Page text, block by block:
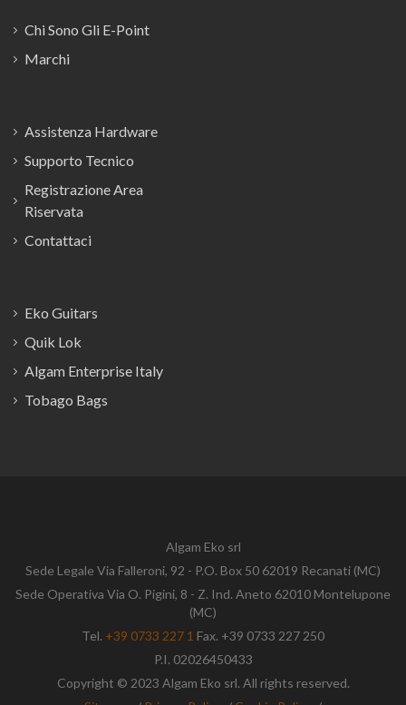
Chi Sono Gli E-Point
Marchi
Assistenza Hardware
Supporto Tecnico
Registrazione Area
Riservata
Contattaci
Eko Guitars
Quik Lok
Algam Enterprise Italy
Tobago Bags
Algam Eko srl
Sede Legale Via Falleroni, 92 - P.O. Box 50 62019 Recanati (MC)
Sede Operativa Via O. Pigini, 8 - Z. Ind. Aneto 62010 Montelupone
(MC)
Tel. +39 0733 227 1 Fax. +39 0733 227 250
P.I. 02026450433
Copyright © 2023 Algam Eko srl. All rights reserved.